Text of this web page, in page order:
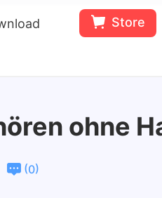
Store
Bewertungen(0)
ohne
(0)